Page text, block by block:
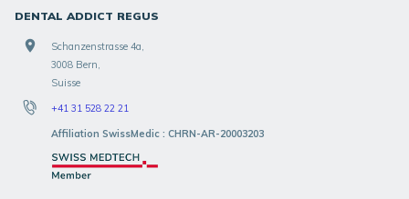
DENTAL ADDICT REGUS
Schanzenstrasse 4a,
3008 Bern,
Suisse
+41 31 528 22 21
Affiliation SwissMedic : CHRN-AR-20003203